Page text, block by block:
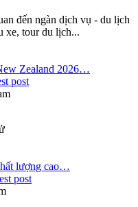
đến ngàn dịch vụ - du lịch
xe, tour du lịch...
Zealand 2026…
post
lượng cao…
post